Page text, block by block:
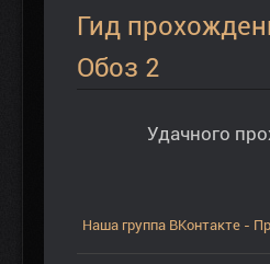
Гид
Обоз 2
Удачного
Наша группа ВКонтакте -